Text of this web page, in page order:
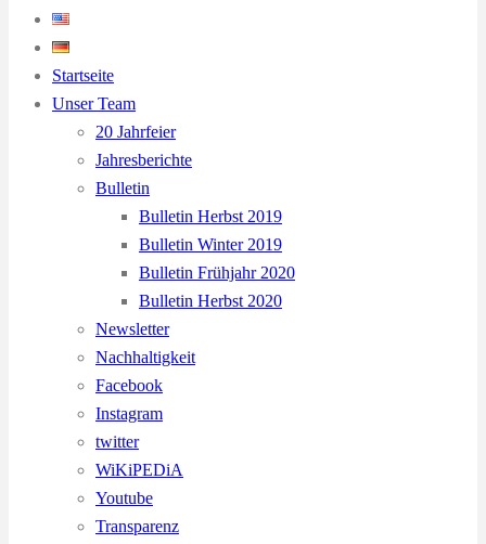
Startseite
Unser Team
20 Jahrfeier
Jahresberichte
Bulletin
Bulletin Herbst 2019
Bulletin Winter 2019
Bulletin Frühjahr 2020
Bulletin Herbst 2020
Newsletter
Nachhaltigkeit
Facebook
Instagram
twitter
WiKiPEDiA
Youtube
Transparenz